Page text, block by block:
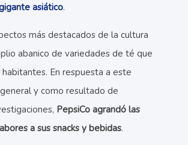
asiático.
más destacados de la cultura
abanico de variedades de té que
habitantes. En respuesta a este
y como resultado de
PepsiCo agrandó las
a sus snacks y bebidas.